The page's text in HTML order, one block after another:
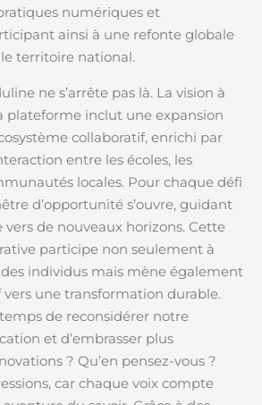
numériques et
ainsi à une refonte globale
territoire national.
ne s’arrête pas là. La vision à
plateforme inclut une expansion
collaboratif, enrichi par
entre les écoles, les
locales. Pour chaque défi
d’opportunité s’ouvre, guidant
vers de nouveaux horizons. Cette
participe non seulement à
individus mais mène également
une transformation durable.
de reconsidérer notre
et d’embrasser plus
? Qu’en pensez-vous ?
car chaque voix compte